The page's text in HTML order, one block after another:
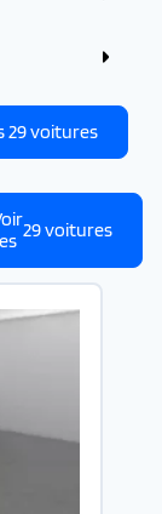
29voitures
29voitures